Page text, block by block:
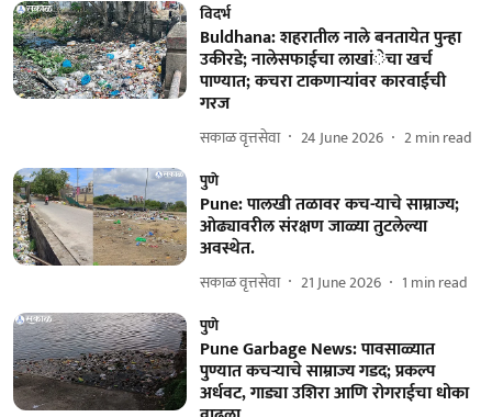
विदर्भ
Buldhana: शहरातील नाले बनतायेत पुन्हा
उकीरडे; नालेसफाईचा लाखांेचा खर्च
पाण्यात; कचरा टाकणाऱ्यांवर कारवाईची
गरज
सकाळ वृत्तसेवा 24 June 2026 2min read
पुणे
Pune: पालखी तळावर कच-याचे साम्राज्य;
ओढ्यावरील संरक्षण जाळ्या तुटलेल्या
अवस्थेत.
सकाळ वृत्तसेवा 21 June 2026 1 min read
पुणे
Pune Garbage News: पावसाळ्यात
पुण्यात कचऱ्याचे साम्राज्य गडद; प्रकल्प
अर्धवट, गाड्या उशिरा आणि रोगराईचा धोका